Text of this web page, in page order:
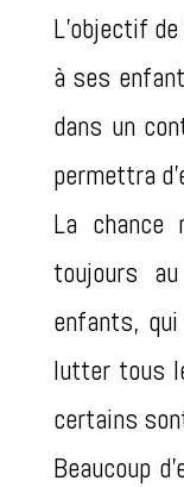
L’objectif
à ses
dans un
permettra
La chance
toujours
enfants,
lutter tous
certains
Beaucoup